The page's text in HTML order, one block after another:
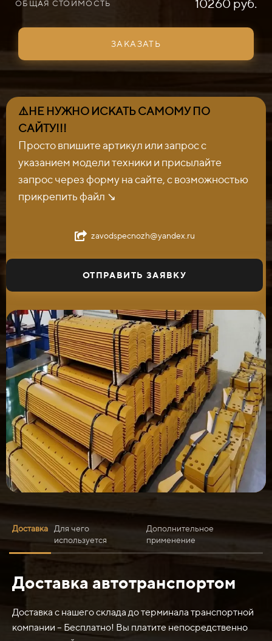
ОБЩАЯ СТОИМОСТЬ 10260 руб.
ЗАКАЗАТЬ
⚠️НЕ НУЖНО ИСКАТЬ САМОМУ ПО
САЙТУ!!!
Просто впишите артикул или запрос с
указанием модели техники и присылайте
запрос через форму на сайте, с возможностью
прикрепить файл ↘️
zavodspecnozh@yandex.ru
ОТПРАВИТЬ ЗАЯВКУ
Доставка
Для чего
используется
Дополнительное
применение
Доставка автотранспортом
Доставка с нашего склада до терминала транспортной
компании – Бесплатно! Вы платите непосредственно
Нож средний 672G 2130х200х20 ст.65Г наиболее
вероятно используется для резки различных
материалов, таких как кожа, резина, ткань, пластик и
другие подобные материалы. Он может иметь